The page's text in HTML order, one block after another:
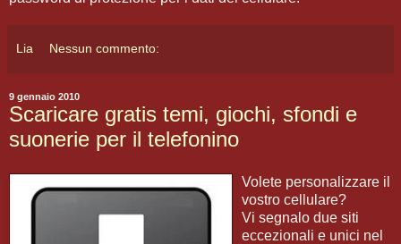
Lia Nessun commento:
9 gennaio 2010
Scaricare gratis temi, giochi, sfondi e
suonerie per il telefonino
Volete personalizzare il
vostro cellulare?
Vi segnalo due siti
eccezionali e unici nel